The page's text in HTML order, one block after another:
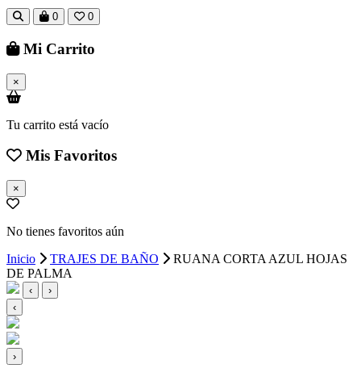
0 0
Mi Carrito
×
Tu carrito está vacío
Mis Favoritos
×
No tienes favoritos aún
Inicio
TRAJES DE BAÑO
RUANA CORTA AZUL HOJAS
DE PALMA
‹
›
‹
›